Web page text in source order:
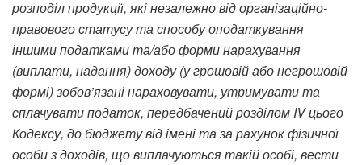
розподіл продукції, які незалежно від організаційно-
правового статусу та способу оподаткування
іншими податками та/або форми нарахування
(виплати, надання) доходу (у грошовій або негрошовій
формі) зобов’язані нараховувати, утримувати та
сплачувати податок, передбачений розділом IV цього
Кодексу, до бюджету від імені та за рахунок фізичної
особи з доходів, що виплачуються такій особі, вести